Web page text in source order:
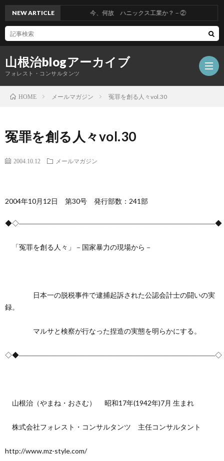
山根治blogアーカイブ
フォレスト・コンサルタンツ
NEW ARTICLE 今、何故 ハニックス工業か？－②
HOME メールマガジン 冤罪を創る人々vol.30
冤罪を創る人々vol.30
2004.10.12 メールマガジン
2004年10月12日 第30号 発行部数：241部
◆◇――――――――――――――――――――――――――――◆
「冤罪を創る人々」－国家暴力の現場から－
日本一の脱税事件で逮捕起訴された公認会計士の闘いの実
録。
マルサと検察が行なった捏造の実態を明らかにする。
◇◆――――――――――――――――――――――――――――◇
山根治（やまね・おさむ） 昭和17年(1942年)7月 生まれ
株式会社フォレスト・コンサルタンツ 主任コンサルタント
http://www.mz-style.com/